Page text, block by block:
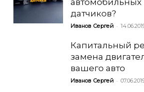
автомобильных
датчиков?
Иванов Сергей -
Капитальный
замена
вашего авто
Иванов Сергей -